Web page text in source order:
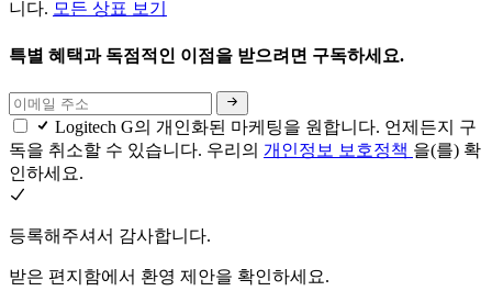
니다. 모든 상표 보기
특별 혜택과 독점적인 이점을 받으려면 구독하세요.
Logitech G의 개인화된 마케팅을 원합니다. 언제든지 구
독을 취소할 수 있습니다. 우리의 개인정보 보호정책 을(를) 확
인하세요.
등록해주셔서 감사합니다.
받은 편지함에서 환영 제안을 확인하세요.